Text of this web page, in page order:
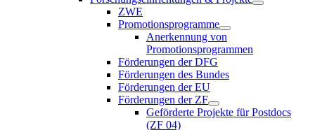
ZWE
Promotionsprogramme
Anerkennung von
Promotionsprogrammen
Förderungen der DFG
Förderungen des Bundes
Förderungen der EU
Förderungen der ZF
Geförderte Projekte für Postdocs
(ZF 04)